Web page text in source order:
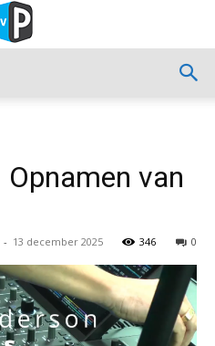
van
- 13 december 2025 0
346